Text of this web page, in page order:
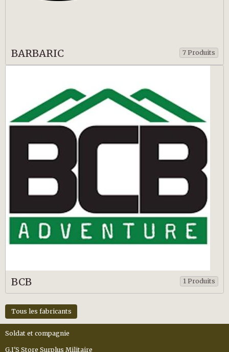
BARBARIC 7 Produits
BCB 1 Produits
Tous les fabricants
Soldat et compagnie
G.I'S Store Surplus Militaire